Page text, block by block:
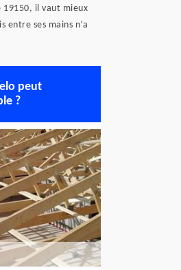
19150, il vaut mieux
ses mains n’a
peut
?